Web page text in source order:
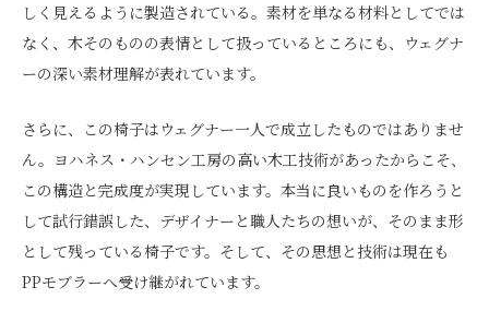
しく見えるように製造されている。素材を単なる材料としてでは
なく、木そのものの表情として扱っているところにも、ウェグナ
ーの深い素材理解が表れています。
さらに、この椅子はウェグナー一人で成立したものではありませ
ん。ヨハネス・ハンセン工房の高い木工技術があったからこそ、
この構造と完成度が実現しています。本当に良いものを作ろうと
して試行錯誤した、デザイナーと職人たちの想いが、そのまま形
として残っている椅子です。そして、その思想と技術は現在も
PPモブラーへ受け継がれています。